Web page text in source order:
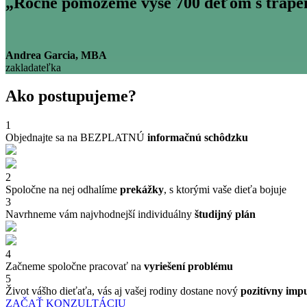
Andrea Garcia, MBA
zakladateľka
Ako postupujeme?
1
Objednajte sa na BEZPLATNÚ informačnú schôdzku
2
Spoločne na nej odhalíme prekážky, s ktorými vaše dieťa bojuje
3
Navrhneme vám najvhodnejší individuálny študijný plán
4
Začneme spoločne pracovať na vyriešení problému
5
Život vášho dieťaťa, vás aj vašej rodiny dostane nový pozitívny
ZAČAŤ KONZULTÁCIU